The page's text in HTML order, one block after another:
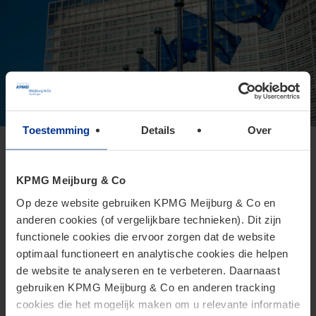
Toestemming Details Over
KPMG Meijburg & Co
Op deze website gebruiken KPMG Meijburg & Co en
anderen cookies (of vergelijkbare technieken). Dit zijn
functionele cookies die ervoor zorgen dat de website
optimaal functioneert en analytische cookies die helpen
de website te analyseren en te verbeteren. Daarnaast
gebruiken KPMG Meijburg & Co en anderen tracking
cookies die het mogelijk maken om u relevante informatie
voorstel voor Direct Tax Omnibus
24 juni 2026
Het Omnibusvoorstel is een ambitieus richtlijnvoorstel dat
beoogt administratieve versoepelingen en
lastenverlichtingen te introduceren voor belastingplichtigen.